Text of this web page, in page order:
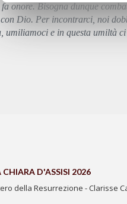
onore. Bisogna dunque
Dio. Per incontrarci, noi
umiliamoci e in questa umiltà
CHIARA D'ASSISI 2026
della Resurrezione - Clarisse